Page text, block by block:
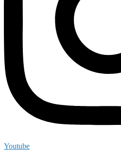
Youtube